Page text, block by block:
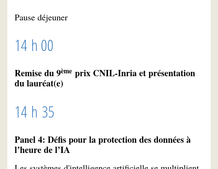
Pause déjeuner
14 h 00
Remise du 9ème prix CNIL-Inria et présentation
du lauréat(e)
14 h 35
Panel 4: Défis pour la protection des données à
l’heure de l’IA